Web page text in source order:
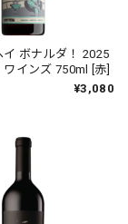
イ ボナルダ！ 2025
ワインズ 750ml [赤]
¥3,080